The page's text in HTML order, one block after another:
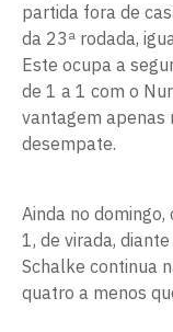
partida fora de
da 23ª rodada,
Este ocupa a
de 1 a 1 com o
vantagem apenas
desempate.
Ainda no
1, de virada,
Schalke continua
quatro a menos